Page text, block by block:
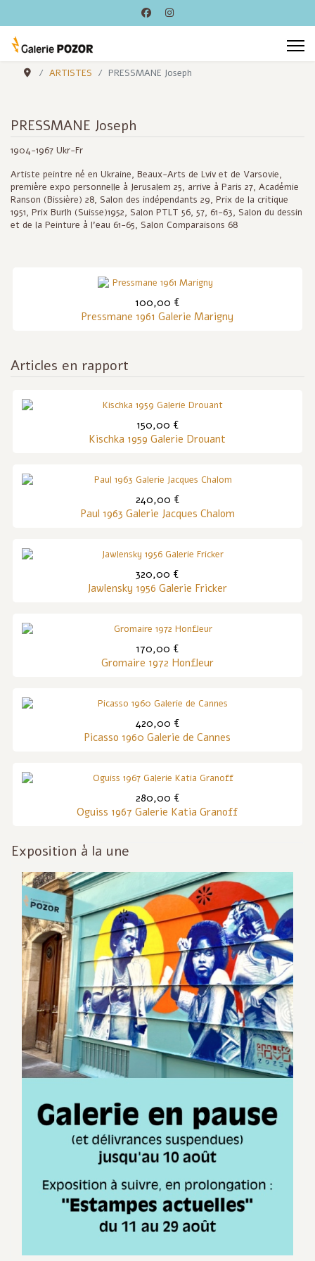
ARTISTES PRESSMANE Joseph
PRESSMANE Joseph
1904-1967 Ukr-Fr
Artiste peintre né en Ukraine, Beaux-Arts de Lviv et de Varsovie,
première expo personnelle à Jerusalem 25, arrive à Paris 27, Académie
Ranson (Bissière) 28, Salon des indépendants 29, Prix de la critique
1951, Prix Burlh (Suisse)1952, Salon PTLT 56, 57, 61-63, Salon du dessin
et de la Peinture à l'eau 61-65, Salon Comparaisons 68
100,00 €
Pressmane 1961 Galerie Marigny
Articles en rapport
150,00 €
Kischka 1959 Galerie Drouant
240,00 €
Paul 1963 Galerie Jacques Chalom
320,00 €
Jawlensky 1956 Galerie Fricker
170,00 €
Gromaire 1972 Honfleur
420,00 €
Picasso 1960 Galerie de Cannes
280,00 €
Oguiss 1967 Galerie Katia Granoff
Exposition à la une